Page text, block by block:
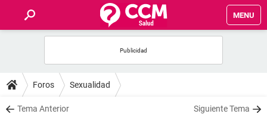
MENU
FOROS
SALUD
Foros Sexualidad
Tema Anterior Siguiente Tema